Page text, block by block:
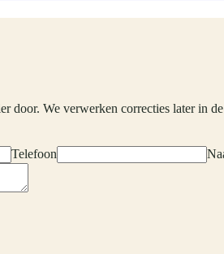
door. We verwerken correcties later in
Telefoon